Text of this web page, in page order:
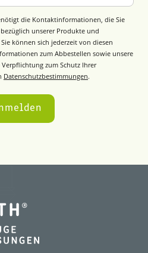
die Kontaktinformationen, die Sie
unserer Produkte und
können sich jederzeit von diesen
zum Abbestellen sowie unsere
zum Schutz Ihrer
Datenschutzbestimmungen.